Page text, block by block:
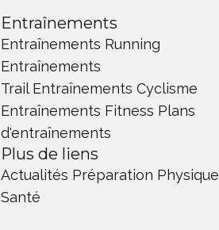
Entraînements
Entraînements Running
Entraînements
Trail Entraînements Cyclisme
Entraînements Fitness Plans
d'entraînements
Plus de liens
Actualités Préparation Physique
Santé